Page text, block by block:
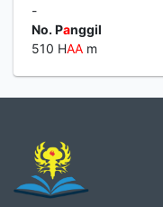
-
No. Panggil
510 HAA m